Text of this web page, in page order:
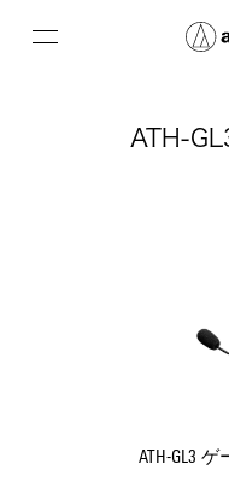
ATH-
ATH-GL3